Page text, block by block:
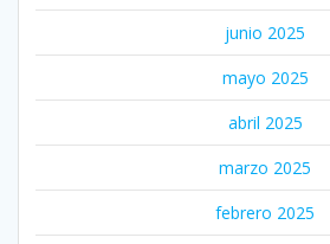
junio 2025
mayo 2025
abril 2025
marzo 2025
febrero 2025